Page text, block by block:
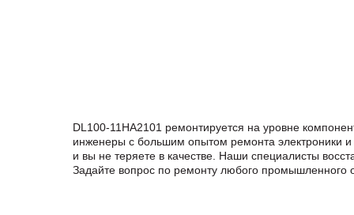
DL100-11HA2101 ремонтируется на уровне
инженеры с большим опытом ремонта электроники и
и вы не теряете в качестве. Наши специалисты
Задайте вопрос по ремонту любого промышленного